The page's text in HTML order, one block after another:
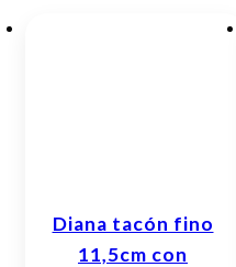
Diana tacón fino
11,5cm con